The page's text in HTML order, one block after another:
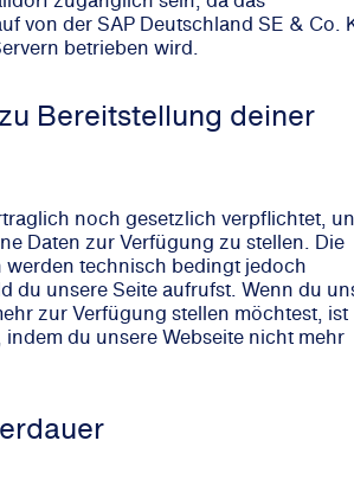
von der SAP Deutschland SE & Co.
betrieben wird.
Bereitstellung deiner
noch gesetzlich verpflichtet,
Daten zur Verfügung zu stellen. Die
werden technisch bedingt jedoch
du unsere Seite aufrufst. Wenn du
zur Verfügung stellen möchtest, ist
du unsere Webseite nicht mehr